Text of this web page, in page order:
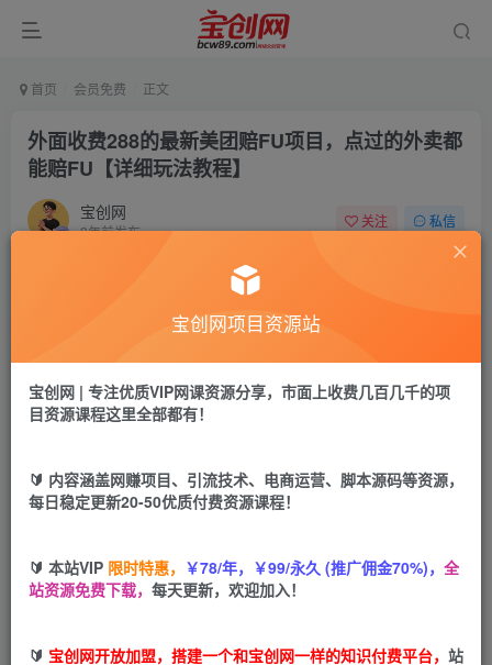
首页 会员免费 正文
外面收费288的最新美团赔FU项目，点过的外卖都
能赔FU【详细玩法教程】
宝创网
3年前发布
关注 私信
宝币9.9 宝币 19.9
立即购买
宝创网项目资源站
宝创网 | 专注优质VIP网课资源分享，市面上收费几百几千的项
目资源课程这里全部都有！
🔰 内容涵盖网赚项目、引流技术、电商运营、脚本源码等资源，
每日稳定更新20-50优质付费资源课程！
🔰 本站VIP 限时特惠， ￥78/年，￥99/永久 (推广佣金70%)， 全
站资源免费下载， 每天更新，欢迎加入！
🔰 宝创网开放加盟，搭建一个和宝创网一样的知识付费平台， 站